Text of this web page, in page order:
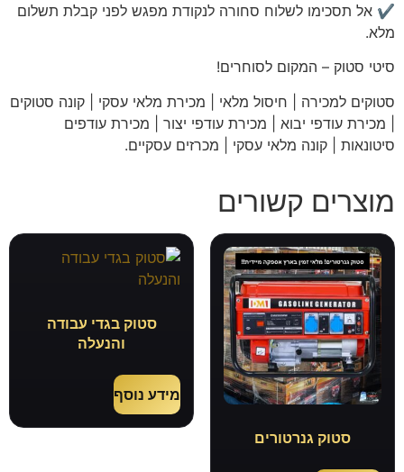
✔️ אל תסכימו לשלוח סחורה לנקודת מפגש לפני קבלת תשלום
מלא.
סיטי סטוק – המקום לסוחרים!
סטוקים למכירה | חיסול מלאי | מכירת מלאי עסקי | קונה סטוקים
| מכירת עודפי יבוא | מכירת עודפי יצור | מכירת עודפים
סיטונאות | קונה מלאי עסקי | מכרזים עסקיים.
מוצרים קשורים
סטוק גנרטורים
סטוק בגדי עבודה
והנעלה
מידע נוסף